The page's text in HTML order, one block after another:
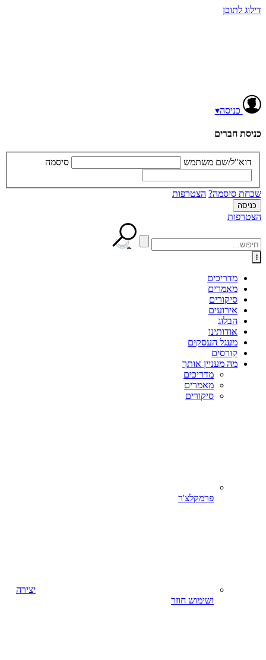
דילוג לתוכן
כניסה▾
כניסת חברים
דוא"ל/שם משתמש סיסמה
שכחת סיסמה? הצטרפות
הצטרפות
מדריכים
מאמרים
סיקורים
אירועים
הבלוג
אודותינו
מעגל העסקים
קורסים
מה מעניין אותך
מדריכים
מאמרים
סיקורים
פרמקלצ'ר
יצירה
ושימוש חוזר